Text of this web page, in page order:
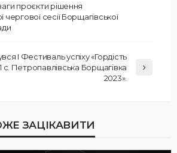
проєкти рішення
чергової сесії Борщагівської
I Фестиваль успіху «Гордість
Петропавлівська Борщагівка
2023».
ЗАЦІКАВИТИ